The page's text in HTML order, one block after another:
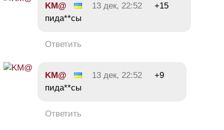
KM@ 13 дек, 22:52
+15
пида**сы
Ответить
KM@ 13 дек, 22:52
+9
пида**сы
Ответить